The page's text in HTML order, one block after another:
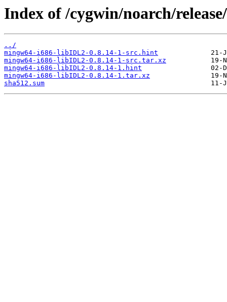
Index of /cygwin/noarch/
../
mingw64-i686-libIDL2-0.8.14-1-src.hint
mingw64-i686-libIDL2-0.8.14-1-src.tar.xz
mingw64-i686-libIDL2-0.8.14-1.hint
mingw64-i686-libIDL2-0.8.14-1.tar.xz
sha512.sum